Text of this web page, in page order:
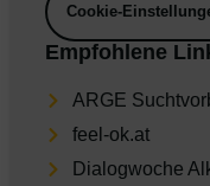
Cookie-
Empfohlene
ARGE
feel-ok.at
Dia­log­wo­che